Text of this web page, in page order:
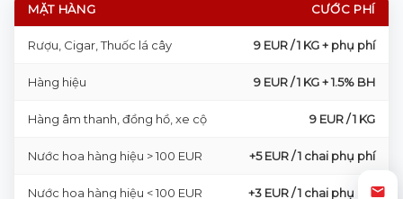
MẶT HÀNG CƯỚC PHÍ
Rượu, Cigar, Thuốc lá cây 9 EUR / 1 KG + phụ phí
Hàng hiệu 9 EUR / 1 KG + 1.5% BH
Hàng âm thanh, đồng hồ, xe cộ 9 EUR / 1 KG
Nước hoa hàng hiệu > 100 EUR +5 EUR / 1 chai phụ phí
Nước hoa hàng hiệu < 100 EUR +3 EUR / 1 chai phụ phí